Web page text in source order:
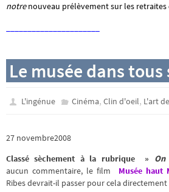
notrenouveau prélèvement sur les retraites
Le musée dans tous
L'ingénue Cinéma, Clin d'oeil, L'art
27 novembre2008
Classé sèchement à la rubrique »
aucun commentaire, le film Musée haut
Ribes devrait-il passer pour cela